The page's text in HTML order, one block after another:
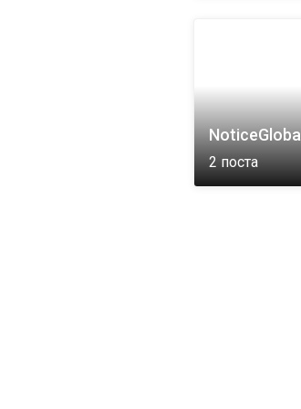
NoticeGlobal
2 поста